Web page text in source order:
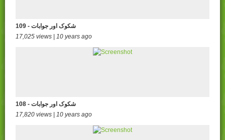
109 - شکوک اور جوابات
17,025 views | 10 years ago
108 - شکوک اور جوابات
17,820 views | 10 years ago